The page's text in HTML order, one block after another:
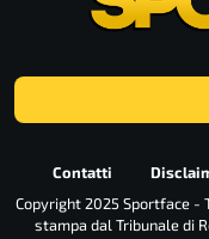
Contatti
Copyright 2025 Sportface
stampa dal Tribunale di